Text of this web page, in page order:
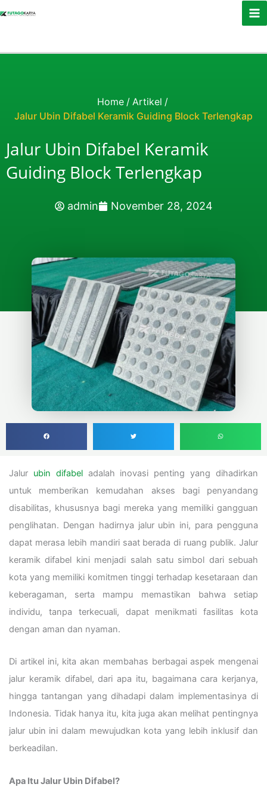
Home / Artikel /
Jalur Ubin Difabel Keramik Guiding Block Terlengkap
Jalur Ubin Difabel Keramik
Guiding Block Terlengkap
admin November 28, 2024
Jalur ubin difabeladalah inovasi penting yang dihadirkan
untuk memberikan kemudahan akses bagi penyandang
disabilitas, khususnya bagi mereka yang memiliki gangguan
penglihatan. Dengan hadirnya jalur ubin ini, para pengguna
dapat merasa lebih mandiri saat berada di ruang publik. Jalur
keramik difabel kini menjadi salah satu simbol dari sebuah
kota yang memiliki komitmen tinggi terhadap kesetaraan dan
keberagaman, serta mampu memastikan bahwa setiap
individu, tanpa terkecuali, dapat menikmati fasilitas kota
dengan aman dan nyaman.
Di artikel ini, kita akan membahas berbagai aspek mengenai
jalur keramik difabel, dari apa itu, bagaimana cara kerjanya,
hingga tantangan yang dihadapi dalam implementasinya di
Indonesia. Tidak hanya itu, kita juga akan melihat pentingnya
jalur ubin ini dalam mewujudkan kota yang lebih inklusif dan
berkeadilan.
Apa Itu Jalur Ubin Difabel?